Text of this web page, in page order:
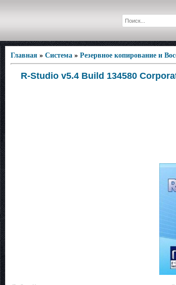
Главная » Система » Резервное копирование и
R-Studio v5.4 Build 134580